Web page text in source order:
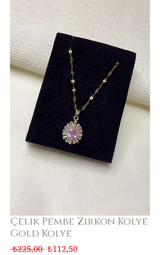
Çelik Pembe Zirkon Kolye
Gold Kolye
₺225,00 Normal
₺112,50İndirimli